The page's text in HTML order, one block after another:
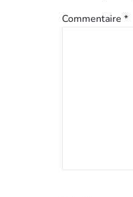
Commentaire *